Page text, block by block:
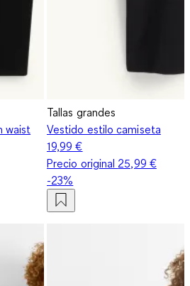
waist
Tallas grandes
Vestido estilo camiseta
19,99 €
Precio original 25,99 €
-23%